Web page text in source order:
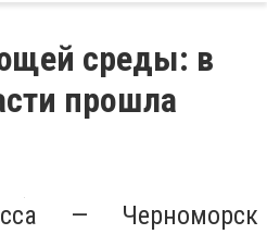
среды: в
прошла
— Черноморск